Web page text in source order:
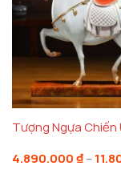
Tượng Ngựa Chiến
4.890.000 ₫ –